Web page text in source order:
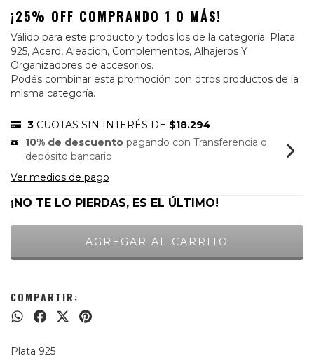
¡25% OFF COMPRANDO 1 O MÁS!
Válido para este producto y todos los de la categoría: Plata
925, Acero, Aleacion, Complementos, Alhajeros Y
Organizadores de accesorios.
Podés combinar esta promoción con otros productos de la
misma categoría.
3 CUOTAS SIN INTERÉS DE $18.294
10% de descuento pagando con Transferencia o
depósito bancario
Ver medios de pago
¡NO TE LO PIERDAS, ES EL ÚLTIMO!
COMPARTIR:
Plata 925